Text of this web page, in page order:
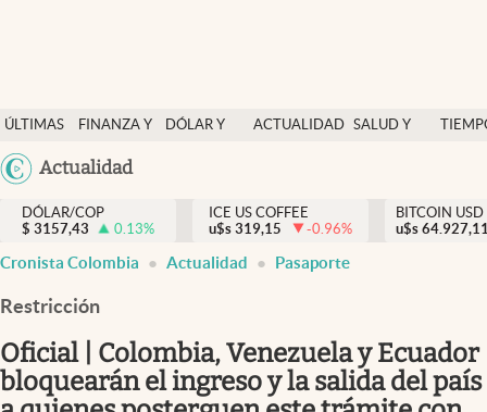
ÚLTIMAS
NOTICIAS
FINANZA Y
DÓLAR Y
ACTUALIDAD SALUD Y
México
Actualidad
Salud y nutrición
Vida espiritual
Actualidad
Colombia
DÓLAR/COP
$ 3157,43 0.13%
ICE US COFFEE
u$s 319,15 -0.96%
BITCOIN USD
u$s
Cronista Colombia Actualidad Pasaporte
Restricción
Oficial | Colombia, Venezuela y Ecuador
bloquearán el ingreso y la salida del país